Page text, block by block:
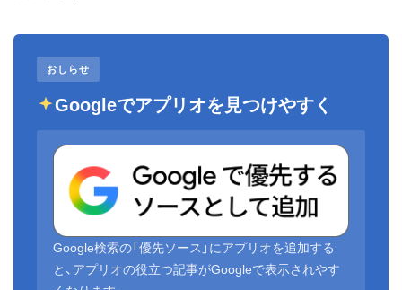
おしらせ
Googleでアプリオを見つけやすく
Google検索の「優先ソース」にアプリオを追加する
と、アプリオの役立つ記事がGoogleで表示されやす